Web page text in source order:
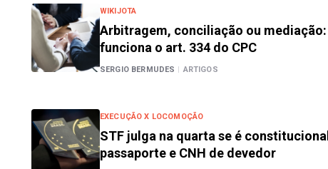
WIKIJOTA
Arbitragem, conciliação ou
funciona o art. 334 do CPC
SERGIO BERMUDES | ARTIGOS
EXECUÇÃO X LOCOMOÇÃO
STF julga na quarta se é
passaporte e CNH de devedor